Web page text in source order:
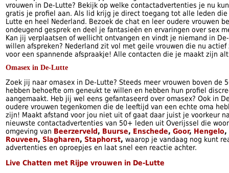
vrouwen in De-Lutte? Bekijk op welke contactadvertenties je nu
gratis je profiel aan. Als lid krijg je direct toegang tot alle leden
Lutte en heel Nederland. Bezoek de chat en leer oudere vrouwen
ondeugend gesprek en deel je fantasieën en ervaringen over sex
Kan jij verplaatsen of wellicht ontvangen en vindt je niemand in
willen afspreken? Nederland zit vol met geile vrouwen die nu actief
voor een spannende afspraakje! Alle contacten die je maakt zijn
Omasex in De-Lutte
Zoek jij naar omasex in De-Lutte? Steeds meer vrouwen boven de
hebben behoefte om geneukt te willen en hebben hun profiel
aangemaakt. Heb jij wel eens gefantaseerd over omasex? Ook in
oudere vrouwen tegenkomen die de leeftijd van een echte oma
zijn! Maakt afstand voor jou niet uit of gaat daar juist je voorkeur
nieuwste contactadvertenties van 50+ leden uit Overijssel die
omgeving van Beerzerveld, Buurse, Enschede, Goor, Hengelo,
Rouveen, Slagharen, Staphorst, waarop je vandaag nog kunt
advertenties en oproepjes en laat snel een reactie achter.
Live Chatten met Rijpe vrouwen in De-Lutte